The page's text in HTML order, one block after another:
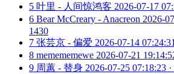
5 叶里 - 人间惊鸿客 2026-07-17
6 Bear McCreary - Anacreon 2026-
1430
7 张芸京 - 偏爱 2026-07-14
8 memememewe 2026-07-21
9 周蕙 - 替身 2026-07-25 07:18:23